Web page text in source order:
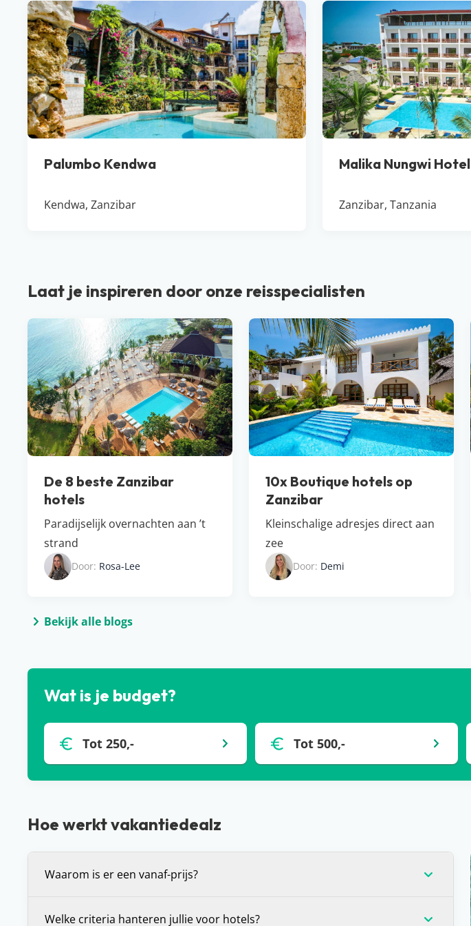
Palumbo Kendwa
Kendwa, Zanzibar
Malika Nungwi Hotel
Zanzibar, Tanzania
Laat je inspireren door onze reisspecialisten
De 8 beste Zanzibar
hotels
Paradijselijk overnachten aan ’t
strand
Door: Rosa-Lee
10x Boutique hotels op
Zanzibar
Kleinschalige adresjes direct aan
zee
Door: Demi
Bekijk alle blogs
Wat is je budget?
Tot 250,- Tot 500,-
Hoe werkt vakantiedealz
Waarom is er een vanaf-prijs?
Welke criteria hanteren jullie voor hotels?